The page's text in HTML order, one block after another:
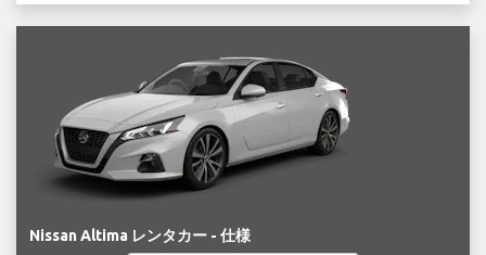
Nissan Altima レンタカー - 仕様